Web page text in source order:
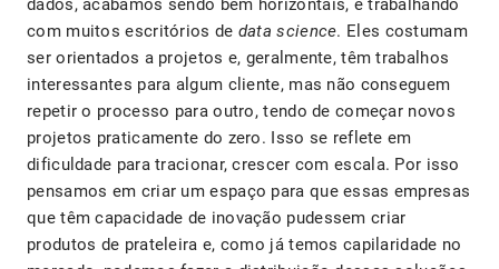
dados, acabamos sendo bem horizontais, e trabalhando
com muitos escritórios de data science. Eles costumam
ser orientados a projetos e, geralmente, têm trabalhos
interessantes para algum cliente, mas não conseguem
repetir o processo para outro, tendo de começar novos
projetos praticamente do zero. Isso se reflete em
dificuldade para tracionar, crescer com escala. Por isso
pensamos em criar um espaço para que essas empresas
que têm capacidade de inovação pudessem criar
produtos de prateleira e, como já temos capilaridade no